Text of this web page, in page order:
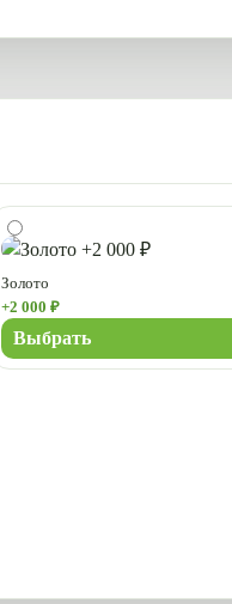
Золото
+2 000 ₽
Выбрать